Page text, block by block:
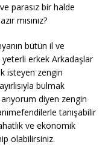
parasız bir halde
mısınız?
bütün il ve
erkek Arkadaşlar
isteyen zengin
bulmak
diyen zengin
tanışabilir
ve ekonomik
olabilirsiniz.